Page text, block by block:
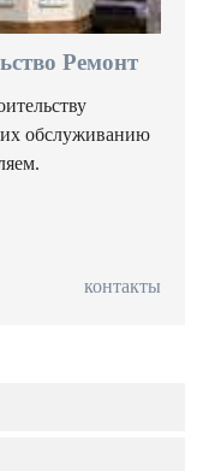
Ремонт
обслуживанию
контакты